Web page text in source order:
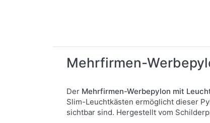
Mehrfirmen-
Der Mehrfirmen-Werbepylon mit
Slim-Leuchtkästen ermöglicht dieser
sichtbar sind. Hergestellt vom